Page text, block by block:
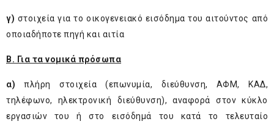
γ) στοιχεία για το οικογενειακό εισόδημα του αιτούντος από
οποιαδήποτε πηγή και αιτία
Β. Για τα νομικά πρόσωπα
α) πλήρη στοιχεία (επωνυμία, διεύθυνση, ΑΦΜ, ΚΑΔ,
τηλέφωνο, ηλεκτρονική διεύθυνση), αναφορά στον κύκλο
εργασιών του ή στο εισόδημά του κατά το τελευταίο